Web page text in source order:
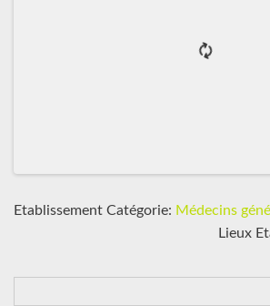
Etablissement Catégorie: Médecins
Lieux